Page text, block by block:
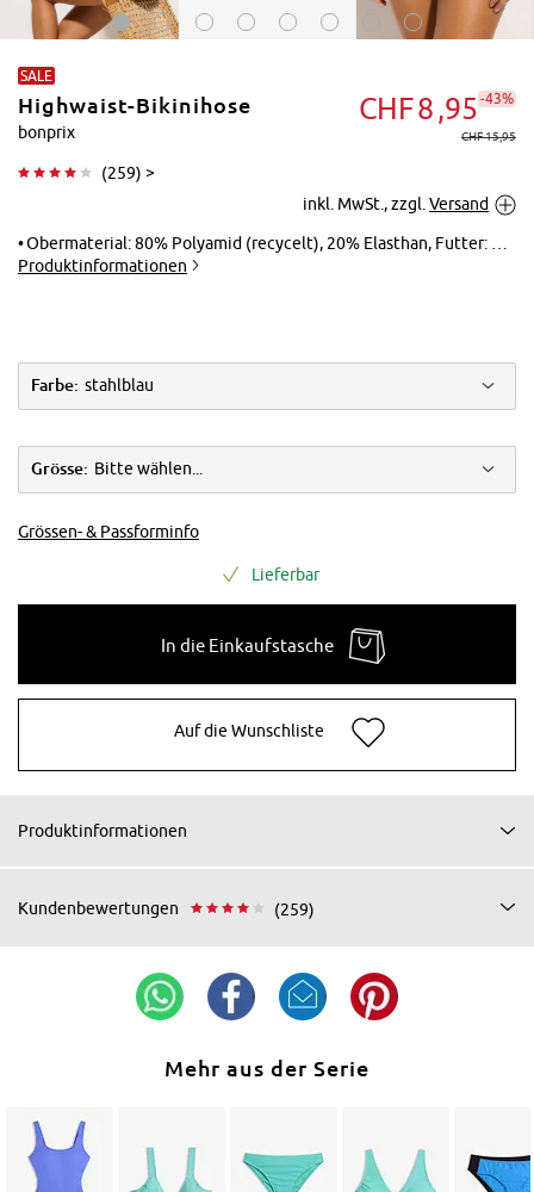
Tippen zum
Vergrößern
SALE
Highwaist-Bikinihose
bonprix
(259) >
CHF8 95 -43%
CHF 15,95
inkl. MwSt., zzgl. Versand
Obermaterial: 80% Polyamid (recycelt), 20% Elasthan, Futter: 100% Polyester
Produktinformationen
Farbe: stahlblau
Grösse: Bitte wählen...
Grössen- & Passforminfo
Lieferbar
In die Einkaufstasche
Auf die Wunschliste
Produktinformationen
Kundenbewertungen (259)
Mehr aus der Serie